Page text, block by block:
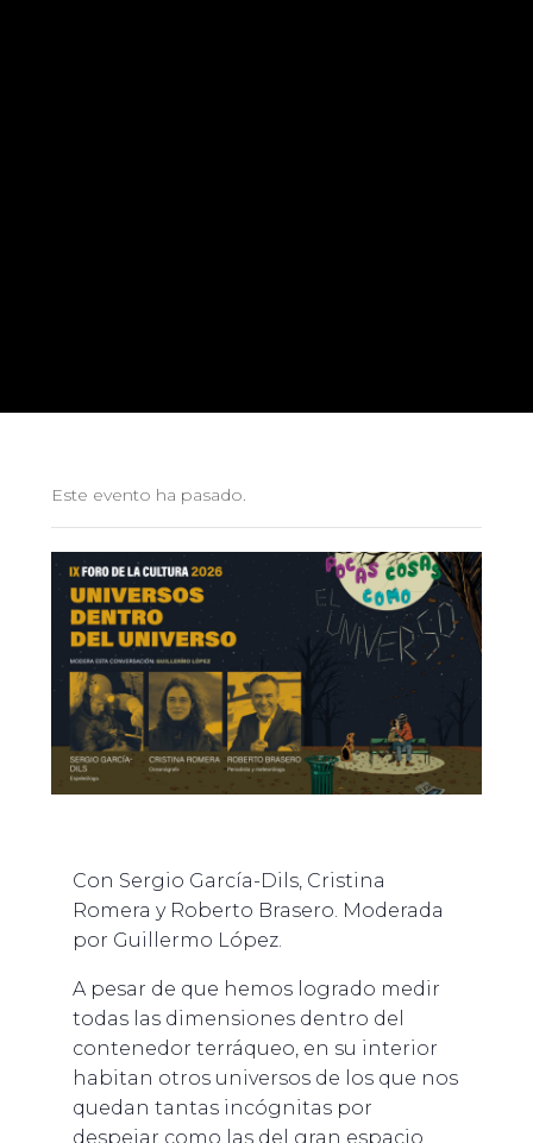
Este evento ha pasado.
Con Sergio García-Dils, Cristina
Romera y Roberto Brasero. Moderada
por Guillermo López.
A pesar de que hemos logrado medir
todas las dimensiones dentro del
contenedor terráqueo, en su interior
habitan otros universos de los que nos
quedan tantas incógnitas por
despejar como las del gran espacio